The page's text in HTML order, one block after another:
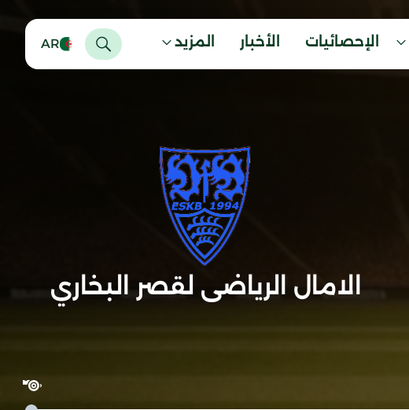
الإحصائيات الأخبار المزيد AR
الامال الرياضى لقصر البخاري